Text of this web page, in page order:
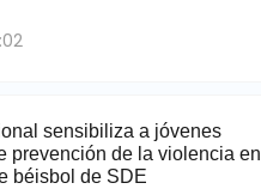
sensibiliza a jóvenes
prevención de la violencia en
béisbol de SDE